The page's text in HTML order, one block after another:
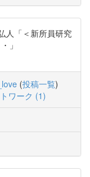
人「＜新所員研究
」
(投稿一覧)
ワーク (1)